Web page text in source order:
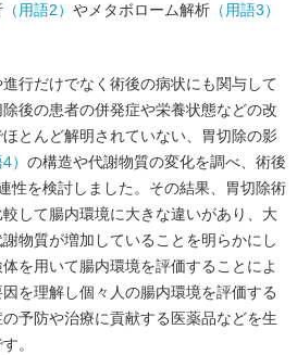
（用語2） やメタボローム解析 （用語3）
行だけでなく術後の病状にも関与して
後の患者の併発症や栄養状態などの改
とんど解明されていない、胃切除の影
） の構造や代謝物質の変化を調べ、術後
性を検討しました。その結果、胃切除術
して腸内環境に大きな違いがあり、大
物質が増加していることを明らかにし
を用いて腸内環境を評価することによ
を理解し個々人の腸内環境を評価する
予防や治療に貢献する医薬品などを生
。